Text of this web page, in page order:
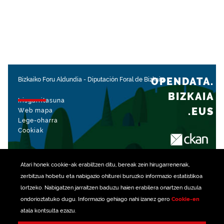
Atari honek cookie-ak erabiltzen ditu, bereak zein hirugarrenenak,
zerbitzua hobetu eta nabigazio ohiturei buruzko informazio estatistikoa
lortzeko. Nabigatzen jarraitzen baduzu haien erabilera onartzen duzula
ondorioztatuko dugu. Informazio gehiago nahi izanez gero Cookie-en
atala kontsulta ezazu.
Bizkaiko Foru Aldundia - Diputación Foral de Bizkaia
Irisgarritasuna
Web mapa
Lege-oharra
Cookiak
OPENDATA.
BIZKAIA
.EUS